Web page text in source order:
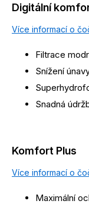
Digitální
Více informací o
Filtrace
Snížení
Snadná
Komfort Plus
Více informací o
Maximální